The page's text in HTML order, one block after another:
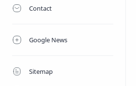
Contact
Google News
Sitemap